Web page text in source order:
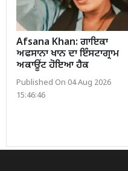
Afsana Khan: ਗਾਇਕਾ
ਅਫਸਾਨਾ ਖਾਨ ਦਾ ਇੰਸਟਾਗ੍ਰਾਮ
ਅਕਾਊਂਟ ਹੋਇਆ ਹੈਕ
Published On 04 Aug 2026
15:46:46